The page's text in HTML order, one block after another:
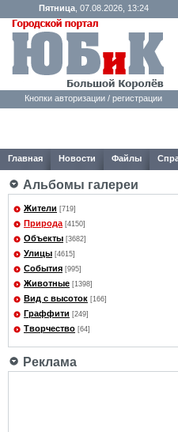
Пятница, 07.08.2026, 13:24
Кнопки авторизации / регистрации
Главная Новости Файлы
Альбомы галереи
Жители [719]
Природа [4150]
Объекты [3682]
Улицы [4615]
События [995]
Животные [1398]
Вид с высоток [166]
Граффити [249]
Творчество [64]
Реклама